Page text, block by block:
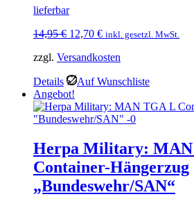
lieferbar
14,95€ Ursprünglicher
war:
12,70 €Aktueller
ist:
inkl. gesetzl. MwSt.
zzgl. Versandkosten
Details
Auf Wunschliste
Angebot!
Herpa Military:
Container-Hängerzug
„Bundeswehr/SAN“